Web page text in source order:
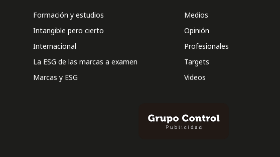
Formación y estudios
Intangible pero cierto
Internacional
La ESG de las marcas a examen
Marcas y ESG
Medios
Opinión
Profesionales
Targets
Videos